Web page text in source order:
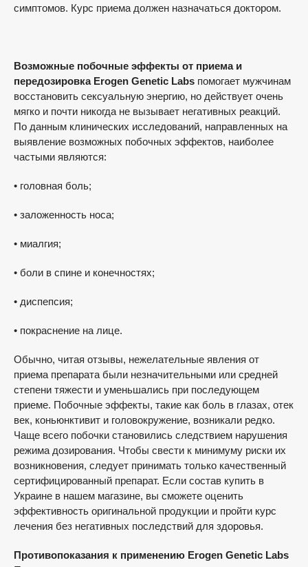
симптомов. Курс приема должен назначаться доктором.
Возможные побочные эффекты от приема и
передозировка Erogen Genetic Labs помогает мужчинам
восстановить сексуальную энергию, но действует очень
мягко и почти никогда не вызывает негативных реакций.
По данным клинических исследований, направленных на
выявление возможных побочных эффектов, наиболее
частыми являются:
• головная боль;
• заложенность носа;
• миалгия;
• боли в спине и конечностях;
• диспепсия;
• покраснение на лице.
Обычно, читая отзывы, нежелательные явления от
приема препарата были незначительными или средней
степени тяжести и уменьшались при последующем
приеме. Побочные эффекты, такие как боль в глазах, отек
век, коньюнктивит и головокружение, возникали редко.
Чаще всего побочки становились следствием нарушения
режима дозирования. Чтобы свести к минимуму риски их
возникновения, следует принимать только качественный
сертифицированный препарат. Если состав купить в
Украине в нашем магазине, вы сможете оценить
эффективность оригинальной продукции и пройти курс
лечения без негативных последствий для здоровья.
Противопоказания к применению Erogen Genetic Labs